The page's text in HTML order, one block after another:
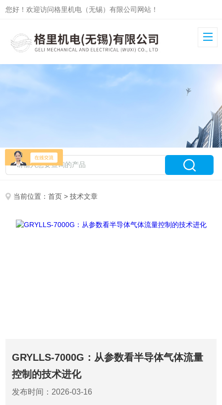
您好！欢迎访问格里机电（无锡）有限公司网站！
当前位置：首页 > 技术文章
GRYLLS-7000G：从参数看半导体气体流量
控制的技术进化
发布时间：2026-03-16